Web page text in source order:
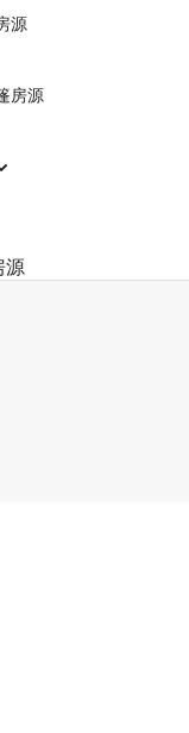
源
房源
源